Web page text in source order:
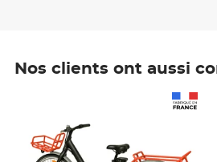
Nos clients ont aussi